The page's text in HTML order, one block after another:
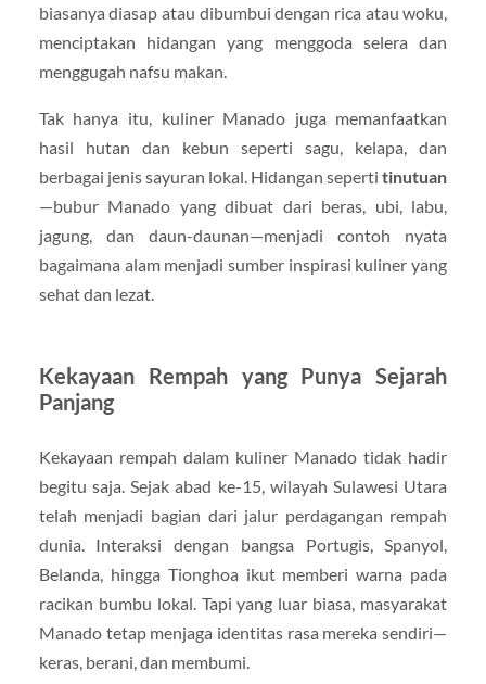
biasanya diasap atau dibumbui dengan rica atau woku,
menciptakan hidangan yang menggoda selera dan
menggugah nafsu makan.
Tak hanya itu, kuliner Manado juga memanfaatkan
hasil hutan dan kebun seperti sagu, kelapa, dan
berbagai jenis sayuran lokal. Hidangan sepertitinutuan
—bubur Manado yang dibuat dari beras, ubi, labu,
jagung, dan daun-daunan—menjadi contoh nyata
bagaimana alam menjadi sumber inspirasi kuliner yang
sehat dan lezat.
Kekayaan Rempah yang Punya Sejarah
Panjang
Kekayaan rempah dalam kuliner Manado tidak hadir
begitu saja. Sejak abad ke-15, wilayah Sulawesi Utara
telah menjadi bagian dari jalur perdagangan rempah
dunia. Interaksi dengan bangsa Portugis, Spanyol,
Belanda, hingga Tionghoa ikut memberi warna pada
racikan bumbu lokal. Tapi yang luar biasa, masyarakat
Manado tetap menjaga identitas rasa mereka sendiri—
keras, berani, dan membumi.